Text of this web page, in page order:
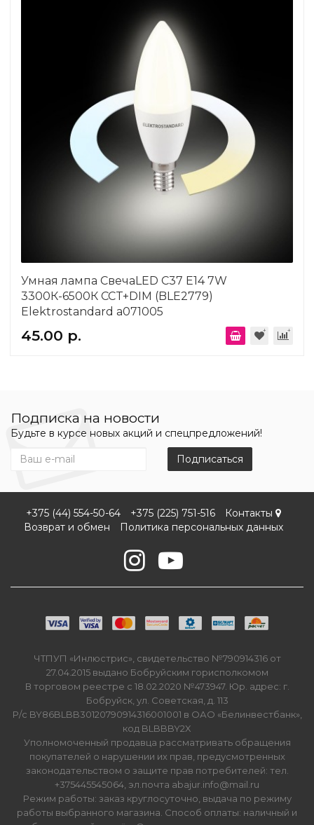
Умная лампа СвечаLED C37 Е14 7W
3300К-6500К CCT+DIM (BLE2779)
Elektrostandard a071005
45.00 р.
Подписка на новости
Будьте в курсе новых акций и спецпредложений!
Подписаться
+375 (44) 554-50-64 +375 (225) 751-516
Контакты
Возврат и обмен
Политика персональных данных
ЧТПУП «Инлюстрис», свидетельство №790914316 от
27.04.2015 выдано Бобруйским горисполкомом
В торговом реестре с 18.02.2020 №473947. Юр. адрес: г.
Бобруйск, ул. Советская, д. 113
Р/с BY86BLBB30120790914316001001 в ОАО «Белинвестбанк»,
код BLBBBY2X
Уполномоченный продавца рассматривать обращения
покупателей о нарушении их прав, предусмотренных
законодательством о защите прав потребителей: тел.
+375445545064, эл.почта abajur.info@mail.ru
Режим работы: заказ круглосуточно, выдача по режиму
работы выбранного магазина. Способ оплаты: наличный и